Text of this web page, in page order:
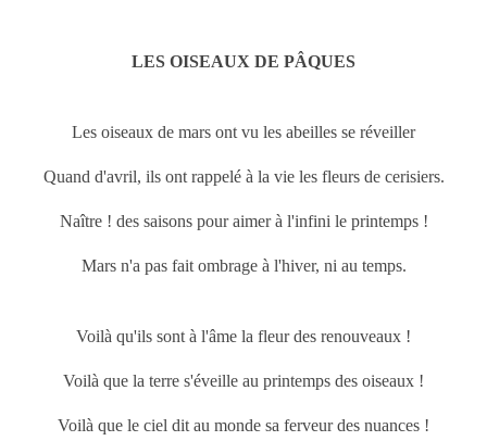
LES OISEAUX DE PÂQUES
Les oiseaux de mars ont vu les abeilles se réveiller
Quand d'avril, ils ont rappelé à la vie les fleurs de cerisiers.
Naître ! des saisons pour aimer à l'infini le printemps !
Mars n'a pas fait ombrage à l'hiver, ni au temps.
Voilà qu'ils sont à l'âme la fleur des renouveaux !
Voilà que la terre s'éveille au printemps des oiseaux !
Voilà que le ciel dit au monde sa ferveur des nuances !